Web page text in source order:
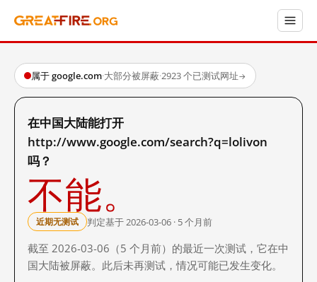
属于 google.com·大部分被屏蔽·2923 个已测试网址→
在中国大陆能打开
http://www.google.com/search?q=lolivon
吗？
不能。
近期无测试 判定基于 2026-03-06 · 5 个月前
截至 2026-03-06（5 个月前）的最近一次测试，它在中
国大陆被屏蔽。此后未再测试，情况可能已发生变化。